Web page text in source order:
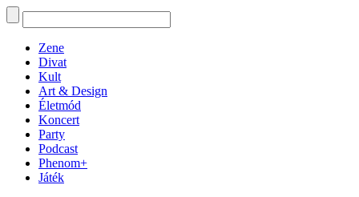
Zene
Divat
Kult
Art & Design
Életmód
Koncert
Party
Podcast
Phenom+
Játék